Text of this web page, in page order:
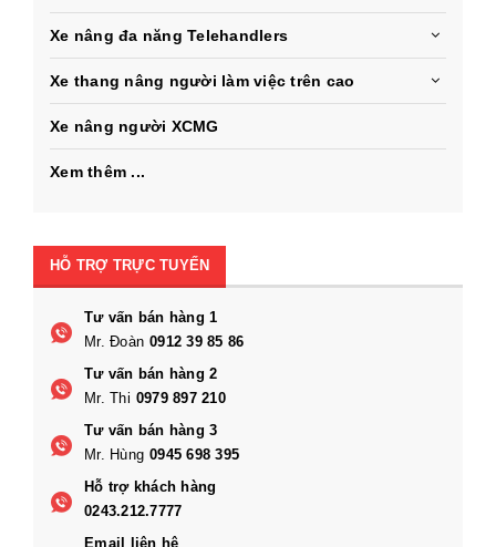
Xe nâng đa năng Telehandlers
Xe thang nâng người làm việc trên cao
Xe nâng người XCMG
Xem thêm ...
HỖ TRỢ TRỰC TUYẾN
Tư vấn bán hàng 1
Mr. Đoàn 0912 39 85 86
Tư vấn bán hàng 2
Mr. Thi 0979 897 210
Tư vấn bán hàng 3
Mr. Hùng 0945 698 395
Hỗ trợ khách hàng
0243.212.7777
Email liên hệ